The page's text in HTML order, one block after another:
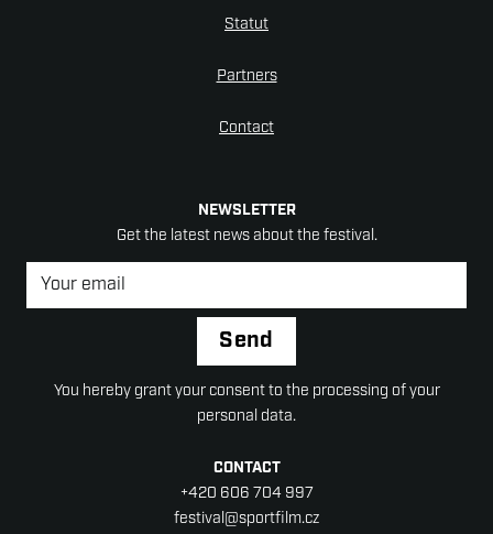
Statut
Partners
Contact
NEWSLETTER
Get the latest news about the festival.
Newsletter *
Send
You hereby grant your consent to the processing of your
personal data.
CONTACT
+420 606 704 997
festival@sportfilm.cz